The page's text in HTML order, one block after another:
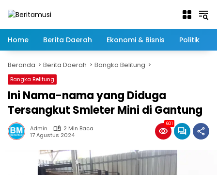
Home
Berita Daerah Ekonomi & Bisnis Politik
Beranda Berita Daerah Bangka Belitung
Bangka Belitung
Ini Nama-nama yang Diduga
Tersangkut Smleter Mini di Gantung
Admin
2 Min Baca
17 Agustus 2024
601